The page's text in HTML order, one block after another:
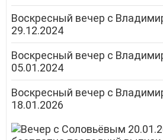
Воскресный вечер с
29.12.2024
Воскресный вечер с
05.01.2024
Воскресный вечер с
18.01.2026